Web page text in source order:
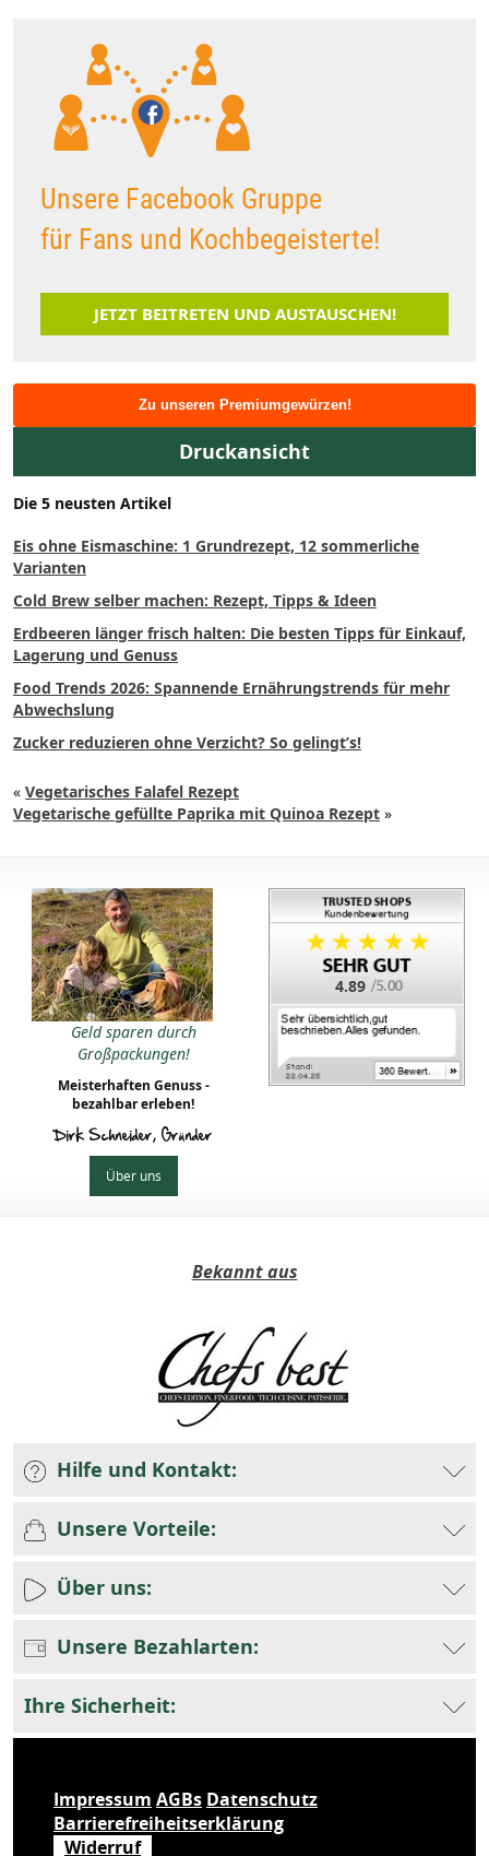
Unsere Facebook Gruppe
für Fans und Kochbegeisterte!
JETZT BEITRETEN UND AUSTAUSCHEN!
Zu unseren Premiumgewürzen!
Druckansicht
Die 5 neusten Artikel
Eis ohne Eismaschine: 1 Grundrezept, 12 sommerliche
Varianten
Cold Brew selber machen: Rezept, Tipps & Ideen
Erdbeeren länger frisch halten: Die besten Tipps für Einkauf,
Lagerung und Genuss
Food Trends 2026: Spannende Ernährungstrends für mehr
Abwechslung
Zucker reduzieren ohne Verzicht? So gelingt’s!
« Vegetarisches Falafel Rezept
Vegetarische gefüllte Paprika mit Quinoa Rezept »
Geld sparen durch
Großpackungen!
Meisterhaften Genuss -
bezahlbar erleben!
Dirk Schneider, Gründer
Über uns
4.89
Bekannt aus
Hilfe und Kontakt:
Unsere Vorteile:
Über uns:
Unsere Bezahlarten:
Ihre Sicherheit:
Impressum AGBs Datenschutz
Barrierefreiheitserklärung
Widerruf